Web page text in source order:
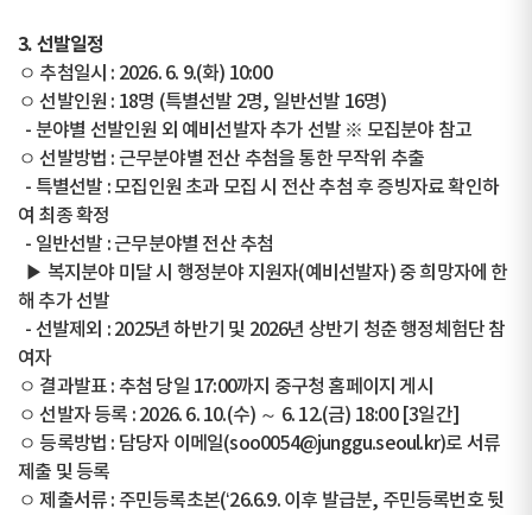
3. 선발일정
ㅇ 추첨일시 : 2026. 6. 9.(화) 10:00
ㅇ 선발인원 : 18명 (특별선발 2명, 일반선발 16명)
- 분야별 선발인원 외 예비선발자 추가 선발 ※ 모집분야 참고
ㅇ 선발방법 : 근무분야별 전산 추첨을 통한 무작위 추출
- 특별선발 : 모집인원 초과 모집 시 전산 추첨 후 증빙자료 확인하
여 최종 확정
- 일반선발 : 근무분야별 전산 추첨
▶ 복지분야 미달 시 행정분야 지원자(예비선발자) 중 희망자에 한
해 추가 선발
- 선발제외 : 2025년 하반기 및 2026년 상반기 청춘 행정체험단 참
여자
ㅇ 결과발표 : 추첨 당일 17:00까지 중구청 홈페이지 게시
ㅇ 선발자 등록 : 2026. 6. 10.(수) ～ 6. 12.(금) 18:00 [3일간]
ㅇ 등록방법 : 담당자 이메일(soo0054@junggu.seoul.kr)로 서류
제출 및 등록
ㅇ 제출서류 : 주민등록초본(‘26.6.9. 이후 발급분, 주민등록번호 뒷